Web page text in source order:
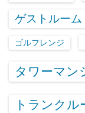
ゲストルーム
ゴルフレンジ
タワーマン
トランクル